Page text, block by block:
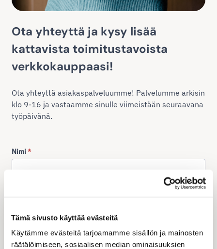
Tämä sivusto käyttää evästeitä
Käytämme evästeitä tarjoamamme sisällön ja mainosten
räätälöimiseen, sosiaalisen median ominaisuuksien
Ota yhteyttä ja kysy lisää
kattavista toimitustavoista
verkkokauppaasi!
Ota yhteyttä asiakaspalveluumme! Palvelumme arkisin
klo 9-16 ja vastaamme sinulle viimeistään seuraavana
työpäivänä.
Nimi*
Sähköposti *